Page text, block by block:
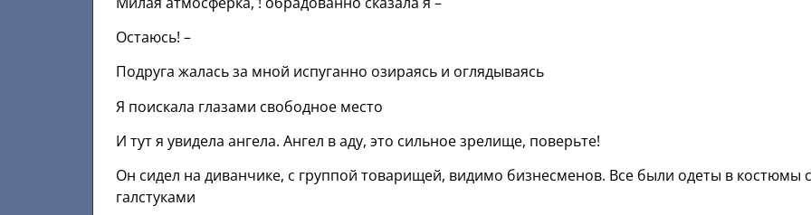
Oстаюсь! –
Подруга жалась за мной испуганно озираясь и оглядываясь
Я поискала глазами свободное место
И тут я увидела ангела. Ангел в аду, это сильное зрелище, поверьте!
Он сидел на диванчике, с группой товарищей, видимо бизнесменов. Все были одеты в костюмы с
галстуками